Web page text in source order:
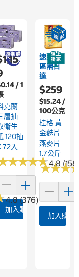
4.8 (376)
/ 1
克蘭
層抽
衛生
120抽
72入
★★★★
★★★★4.8
加入購物車
速配限
區隔日
達
$259
$15.24 /
100公克
桂格 黃
金麩片
燕麥片
1.7公斤
★★★
★★★
加入購物